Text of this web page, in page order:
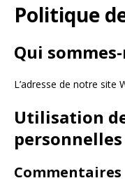
Politique
Qui
L’adresse de notre site
Utilisation
Commentaires